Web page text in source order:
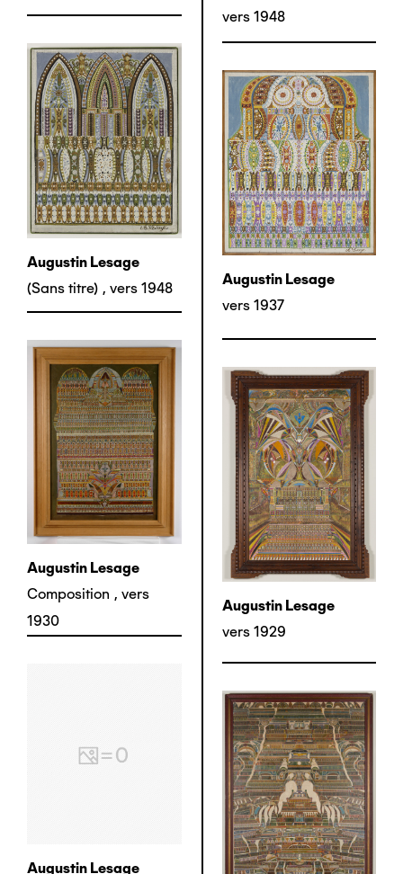
vers 1948
Augustin Lesage
(Sans titre) , vers 1948
Augustin Lesage
vers 1937
Augustin Lesage
Composition , vers
1930
Augustin Lesage
vers 1929
Augustin Lesage